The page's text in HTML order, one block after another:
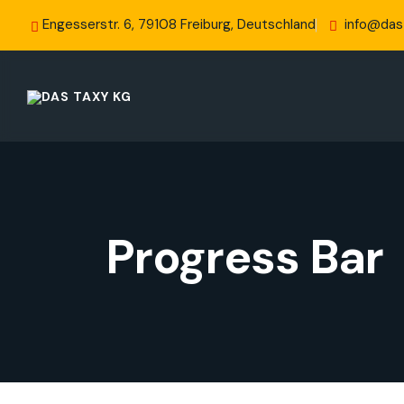
Engesserstr. 6, 79108 Freiburg, Deutschland
Progress Bar